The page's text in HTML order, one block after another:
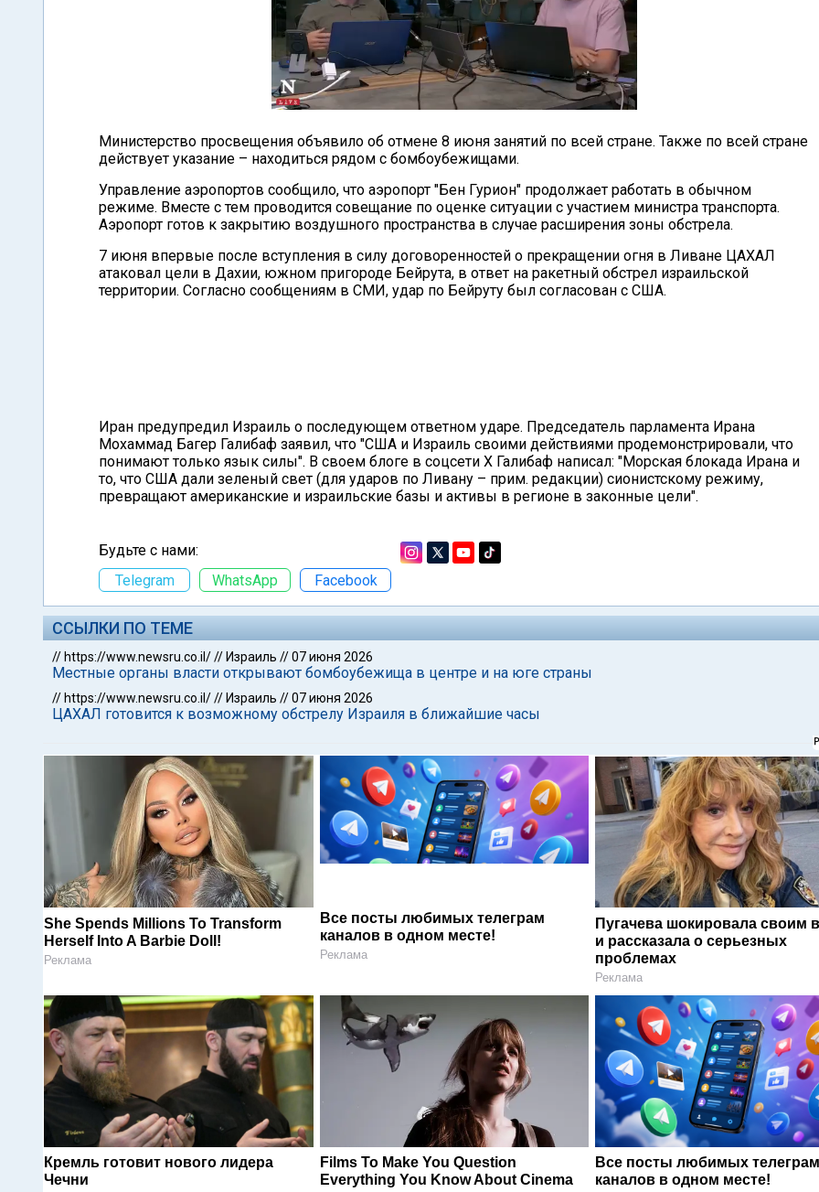
Министерство просвещения объявило об отмене 8 июня занятий по всей стране. Также по всей стране
действует указание – находиться рядом с бомбоубежищами.
Управление аэропортов сообщило, что аэропорт "Бен Гурион" продолжает работать в обычном
режиме. Вместе с тем проводится совещание по оценке ситуации с участием министра транспорта.
Аэропорт готов к закрытию воздушного пространства в случае расширения зоны обстрела.
7 июня впервые после вступления в силу договоренностей о прекращении огня в Ливане ЦАХАЛ
атаковал цели в Дахии, южном пригороде Бейрута, в ответ на ракетный обстрел израильской
территории. Согласно сообщениям в СМИ, удар по Бейруту был согласован с США.
Иран предупредил Израиль о последующем ответном ударе. Председатель парламента Ирана
Мохаммад Багер Галибаф заявил, что "США и Израиль своими действиями продемонстрировали, что
понимают только язык силы". В своем блоге в соцсети Х Галибаф написал: "Морская блокада Ирана и
то, что США дали зеленый свет (для ударов по Ливану – прим. редакции) сионистскому режиму,
превращают американские и израильские базы и активы в регионе в законные цели".
Будьте с нами:
Telegram
WhatsApp Facebook
ССЫЛКИ ПО ТЕМЕ
// https://www.newsru.co.il/// Израиль //07 июня 2026
Местные органы власти открывают бомбоубежища в центре и на юге страны
// https://www.newsru.co.il/// Израиль //07 июня 2026
ЦАХАЛ готовится к возможному обстрелу Израиля в ближайшие часы
She Spends Millions To Transform
Herself Into A Barbie Doll!
Реклама
Все посты любимых телеграм
каналов в одном месте!
Реклама
Пугачева шокировала своим
и рассказала о серьезных
проблемах
Реклама
Кремль готовит нового лидера
Чечни
Films To Make You Question
Everything You Know About Cinema
Все посты любимых
каналов в одном месте!